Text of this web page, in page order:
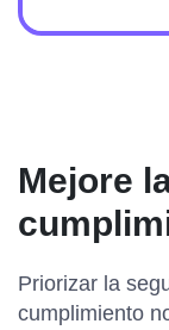
Mejore
Priorizar la
cumplimiento